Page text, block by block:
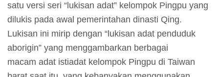
a
n
M
e
satu versi seri “lukisan adat” kelompok Pingpu yang
dilukis pada awal pemerintahan dinasti Qing.
Lukisan ini mirip dengan “lukisan adat penduduk
aborigin” yang menggambarkan berbagai
macam adat istiadat kelompok Pingpu di Taiwan